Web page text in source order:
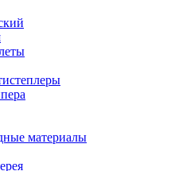
материалы